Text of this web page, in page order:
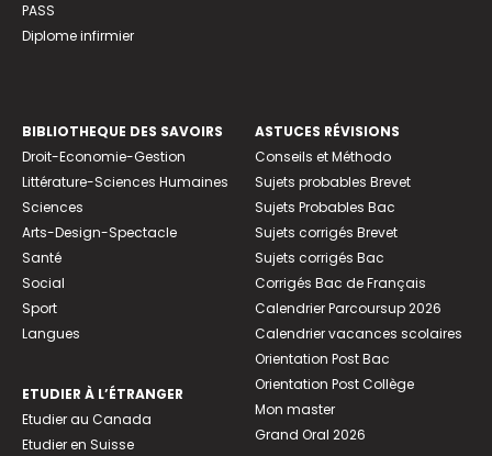
PASS
Diplome infirmier
BIBLIOTHEQUE DES SAVOIRS
Droit-Economie-Gestion
Littérature-Sciences Humaines
Sciences
Arts-Design-Spectacle
Santé
Social
Sport
Langues
ETUDIER À L’ÉTRANGER
Etudier au Canada
Etudier en Suisse
ASTUCES RÉVISIONS
Conseils et Méthodo
Sujets probables Brevet
Sujets Probables Bac
Sujets corrigés Brevet
Sujets corrigés Bac
Corrigés Bac de Français
Calendrier Parcoursup 2026
Calendrier vacances scolaires
Orientation Post Bac
Orientation Post Collège
Mon master
Grand Oral 2026